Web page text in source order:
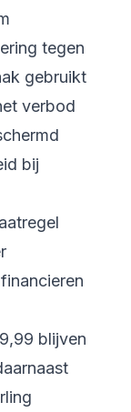
tegen
gebruikt
verbod
bij
blijven